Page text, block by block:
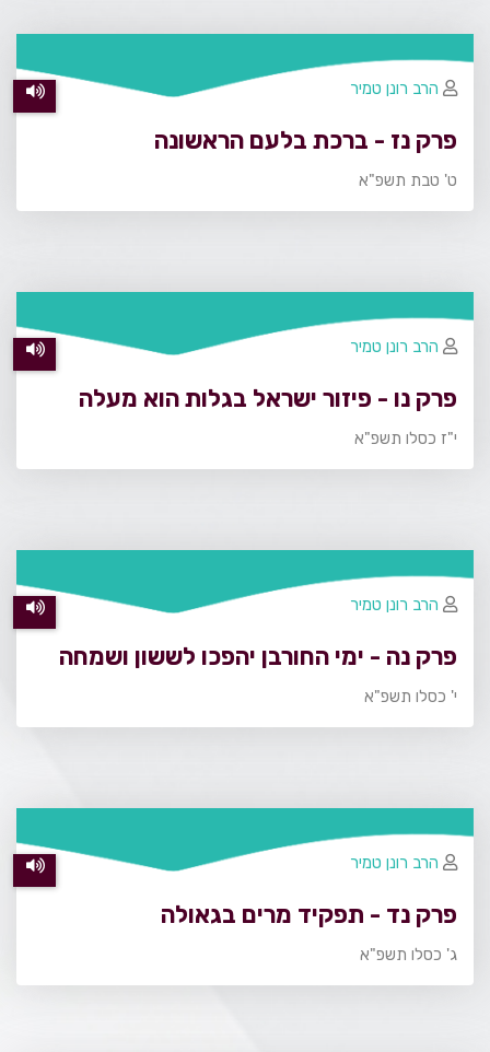
פרק נז - ברכת בלעם הראשונה
ט' טבת תשפ"א
הרב רונן טמיר
פרק נו - פיזור ישראל בגלות הוא מעלה
י"ז כסלו תשפ"א
הרב רונן טמיר
פרק נה - ימי החורבן יהפכו לששון ושמחה
י' כסלו תשפ"א
הרב רונן טמיר
פרק נד - תפקיד מרים בגאולה
ג' כסלו תשפ"א
הרב רונן טמיר